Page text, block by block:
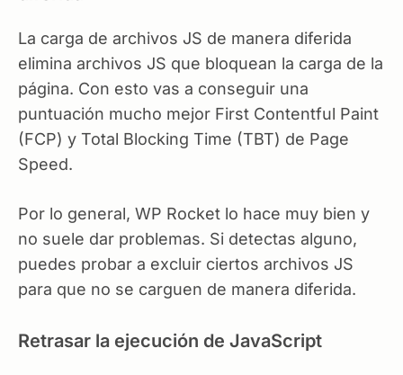
La carga de archivos JS de manera diferida
elimina archivos JS que bloquean la carga de la
página. Con esto vas a conseguir una
puntuación mucho mejor First Contentful Paint
(FCP) y Total Blocking Time (TBT) de Page
Speed.
Por lo general, WP Rocket lo hace muy bien y
no suele dar problemas. Si detectas alguno,
puedes probar a excluir ciertos archivos JS
para que no se carguen de manera diferida.
Retrasar la ejecución de JavaScript